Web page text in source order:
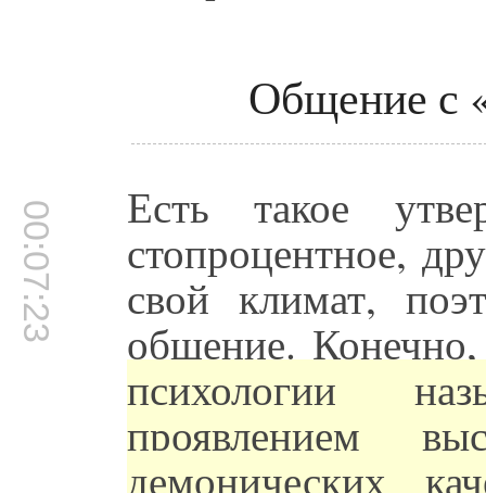
Общение с
00:07:23 Есть такое
стопроцентное,
свой климат,
общение.
психологии
проявлением
демонических